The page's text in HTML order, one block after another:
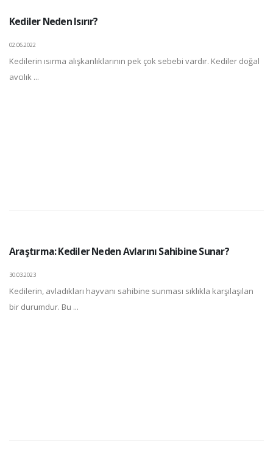
Kediler Neden Isırır?
02.06.2022
Kedilerin ısırma alışkanlıklarının pek çok sebebi vardır. Kediler doğal
avcılık ...
Araştırma: Kediler Neden Avlarını Sahibine Sunar?
30.03.2023
Kedilerin, avladıkları hayvanı sahibine sunması sıklıkla karşılaşılan
bir durumdur. Bu ...